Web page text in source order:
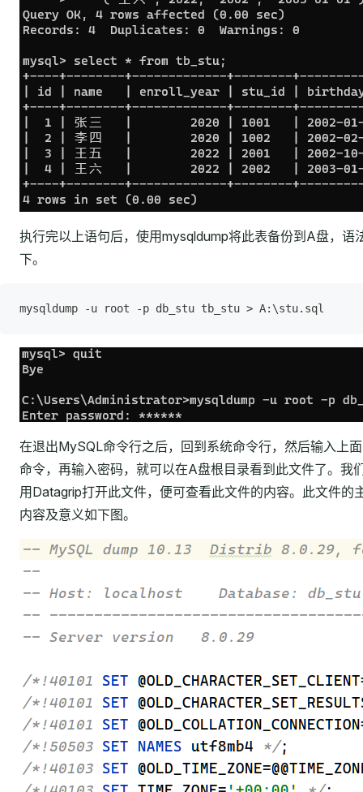
执行完以上语句后，使用mysqldump将此表备份到A盘，语
下。
mysqldump -u root -p db_stu tb_stu > A:\stu.sql
在退出MySQL命令行之后，回到系统命令行，然后输入上
命令，再输入密码，就可以在A盘根目录看到此文件了。我
用Datagrip打开此文件，便可查看此文件的内容。此文件的
内容及意义如下图。